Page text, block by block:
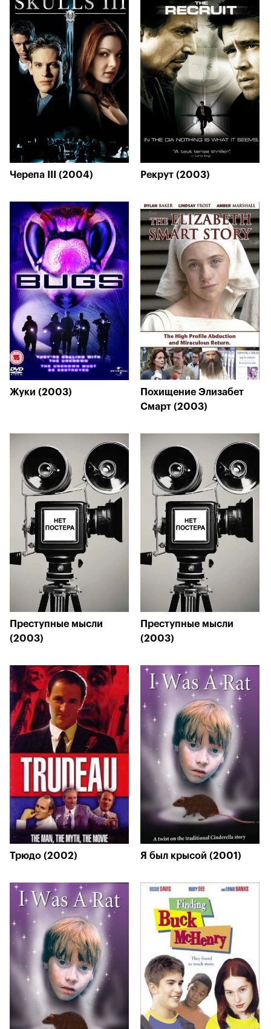
Черепа III (2004) Рекрут (2003)
Жуки (2003)
Похищение Элизабет
Смарт (2003)
Преступные мысли
(2003)
Преступные мысли
(2003)
Трюдо (2002) Я был крысой (2001)